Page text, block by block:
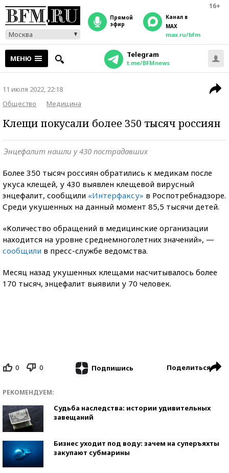
16+
Москва
прямой
эфир
Канал в
MAX
max.ru/bfm
МЕНЮ Telegram
t.me/BFMnews
11 июля 2022, 22:18
Общество
Медицина
Клещи покусали более 350 тысяч россиян
Энцефалит нашли у 430 пострадавших
Более 350 тысяч россиян обратились к медикам после
укуса клещей, у 430 выявлен клещевой вирусный
энцефалит, сообщили «Интерфаксу» в Роспотребнадзоре.
Среди укушенных на данный момент 85,5 тысячи детей.
«Количество обращений в медицинские организации
находится на уровне среднемноголетних значений», —
сообщили в пресс-службе ведомства.
Месяц назад укушенных клещами насчитывалось более
170 тысяч, энцефалит выявили у 70 человек.
0 0 Подпишись Поделиться
РЕКОМЕНДУЕМ:
Судьба наследства: истории удивительных
завещаний
Бизнес уходит под воду: зачем на суперъяхты
закупают субмарины